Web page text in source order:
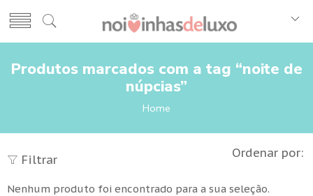
Produtos marcados com a tag “noite de
núpcias”
Home
Filtrar Ordenar por:
Nenhum produto foi encontrado para a sua seleção.